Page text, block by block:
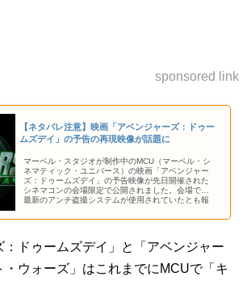
sponsored link
【ネタバレ注意】映画「アベンジャーズ：ドゥー
ムズデイ」の予告の再現映像が話題に
マーベル・スタジオが制作中のMCU（マーベル・シ
ネマティック・ユニバース）の映画「アベンジャー
ズ：ドゥームズデイ」の予告映像が先日開催された
シネマコンの会場限定で公開されました。会場では
最新のアンチ盗撮システムが使用されていたとも報
キストベースでその内容が分かっているのが現状で
：ドゥームズデイ」と「アベンジャー
・ウォーズ」はこれまでにMCUで「キ